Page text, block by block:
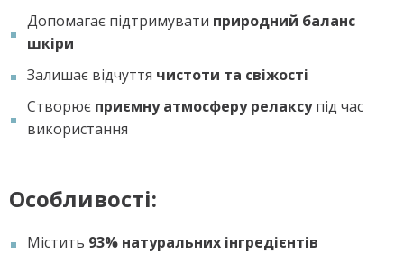
Допомагає підтримувати природний баланс
шкіри
Залишає відчуття чистоти та свіжості
Створює приємну атмосферу релаксупід час
використання
Особливості:
Містить 93% натуральних інгредієнтів